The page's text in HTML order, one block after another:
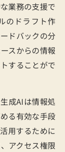
業務の支援で
のドラフト作
ドバックの分
スからの情報
することがで
成AIは情報処
る有効な手段
用するために
アクセス権限